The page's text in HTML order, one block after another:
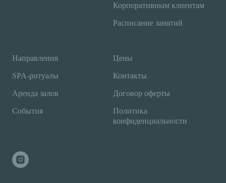
Корпоративным клиентам
Расписание занятий
Направления
SPA-ритуалы
Аренда залов
События
Цены
Контакты
Договор оферты
Политика
конфиденциальности